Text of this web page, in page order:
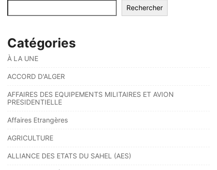
Rechercher
Catégories
À LA UNE
ACCORD D'ALGER
AFFAIRES DES EQUIPEMENTS MILITAIRES ET AVION
PRESIDENTIELLE
Affaires Etrangères
AGRICULTURE
ALLIANCE DES ETATS DU SAHEL (AES)